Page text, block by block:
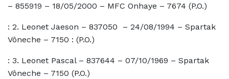
– 855919 – 18/05/2000 – MFC Onhaye – 7674 (P.O.)
: 2. Leonet Jaeson – 837050 – 24/08/1994 – Spartak
Vôneche – 7150 : (P.O.)
: 3. Leonet Pascal – 837644 – 07/10/1969 – Spartak
Vôneche – 7150 (P.O.)